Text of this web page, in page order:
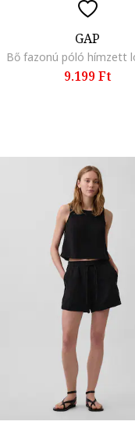
GAP
9.199 Ft